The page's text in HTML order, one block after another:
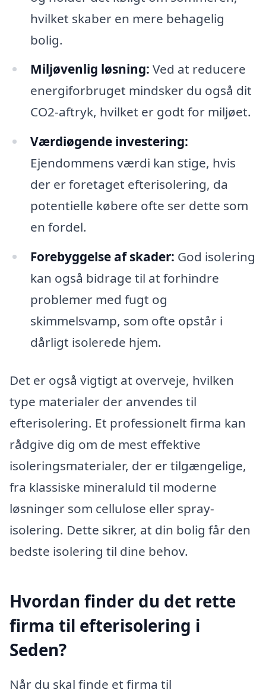
hvilket skaber en mere behagelig
bolig.
Miljøvenlig løsning: Ved at reducere
energiforbruget mindsker du også dit
CO2-aftryk, hvilket er godt for miljøet.
Værdiøgende investering:
Ejendommens værdi kan stige, hvis
der er foretaget efterisolering, da
potentielle købere ofte ser dette som
en fordel.
Forebyggelse af skader: God isolering
kan også bidrage til at forhindre
problemer med fugt og
skimmelsvamp, som ofte opstår i
dårligt isolerede hjem.
Det er også vigtigt at overveje, hvilken
type materialer der anvendes til
efterisolering. Et professionelt firma kan
rådgive dig om de mest effektive
isoleringsmaterialer, der er tilgængelige,
fra klassiske mineraluld til moderne
løsninger som cellulose eller spray-
isolering. Dette sikrer, at din bolig får den
bedste isolering til dine behov.
Hvordan finder du det rette
firma til efterisolering i
Seden?
Når du skal finde et firma til